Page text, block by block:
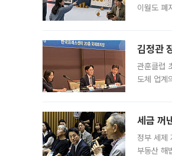
이월도 폐
김정관
관훈클럽
도체 업계
세금 꺼
정부 세제
부동산 해